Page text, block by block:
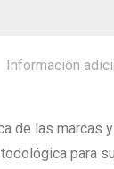
Información
de las marcas
para